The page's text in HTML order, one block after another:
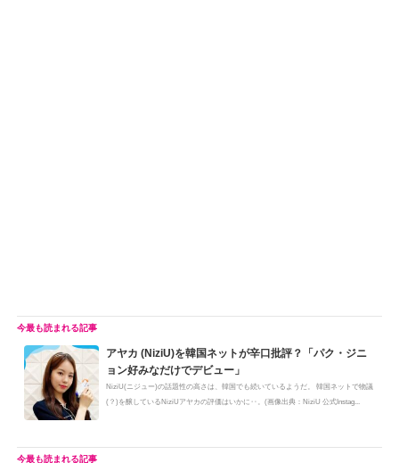
アヤカ (NiziU)を韓国ネットが辛口批評？「パク・ジニ
ョン好みなだけでデビュー」
NiziU(ニジュー)の話題性の高さは、韓国でも続いているようだ。 韓国ネットで物議
(？)を醸しているNiziUアヤカの評価はいかに‥。(画像出典：NiziU 公式Instag...